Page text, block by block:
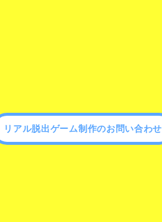
リアル脱出ゲーム制作のお問い合わせ